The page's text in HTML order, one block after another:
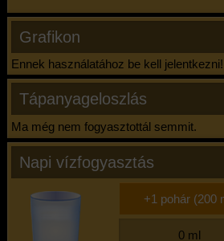
Grafikon
Ennek használatához be kell jelentkezni!
Tápanyageloszlás
Ma még nem fogyasztottál semmit.
Napi vízfogyasztás